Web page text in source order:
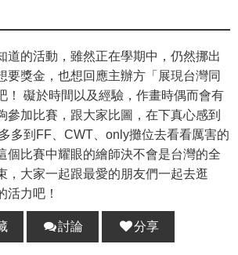
道的活動，雖然正在學期中，仍然挪出
要獎金，也想回應主辦方「展現台灣同
！ 礙於時間以及經驗，作畫時偶而會有
參加比賽，跟大家比圖，在下真心感到
多到FF、CWT、only攤位去看看厲害的
個比賽中耀眼的繪師決不會是台灣的全
，大家一起跟最愛的朋友們一起去逛
活力吧！
討論 分享 :
分享